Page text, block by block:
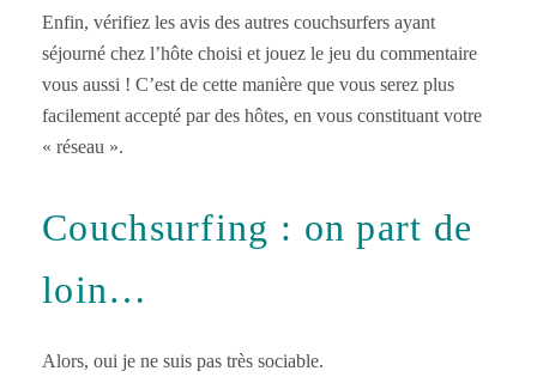
Enfin, vérifiez les avis des autres couchsurfers ayant
séjourné chez l’hôte choisi et jouez le jeu du commentaire
vous aussi ! C’est de cette manière que vous serez plus
facilement accepté par des hôtes, en vous constituant votre
« réseau ».
Couchsurfing : on part de
loin…
Alors, oui je ne suis pas très sociable.